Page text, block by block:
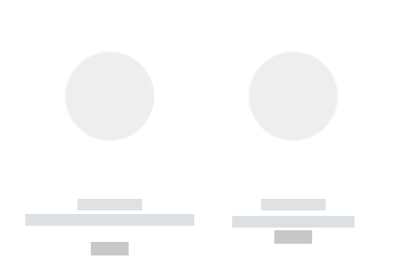
------------
----------- ----------- --------
------------
----------- -----------